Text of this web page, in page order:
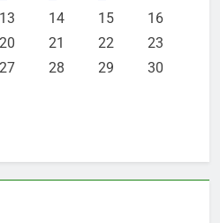
13 14 15
16
20 21 22
23
27 28 29
30